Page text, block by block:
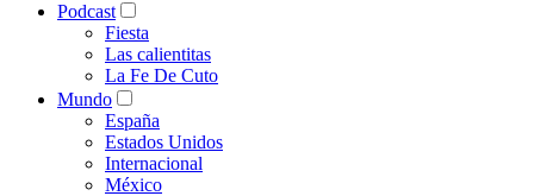
Podcast
Fiesta
Las calientitas
La Fe De Cuto
Mundo
España
Estados Unidos
Internacional
México